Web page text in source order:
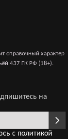
Collection с
справочный характер
437 ГК РФ (18+).
на
с политикой